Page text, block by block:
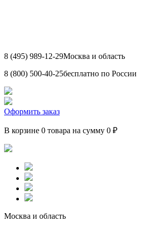
8 (495) 989-12-29Москва и область
8 (800) 500-40-25бесплатно по России
Оформить заказ
В корзине 0 товара на сумму 0 ₽
Москва и область